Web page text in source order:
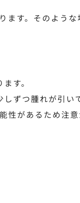
す。そのよう
す。
ずつ腫れが引
があるため注意